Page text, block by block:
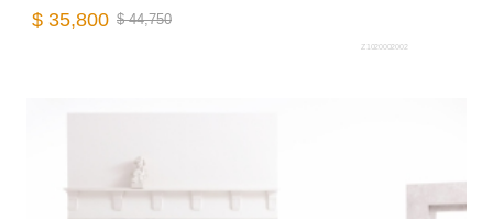
$ 35,800 $ 44,750
Z1020002002